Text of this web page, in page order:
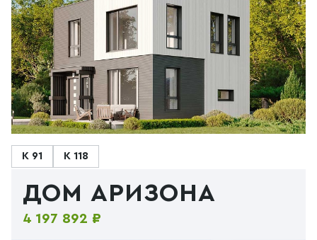
К 91 К 118
ДОМ АРИЗОНА
4 197 892 ₽